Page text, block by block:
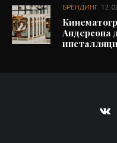
БРЕНДИНГ
Андерсона